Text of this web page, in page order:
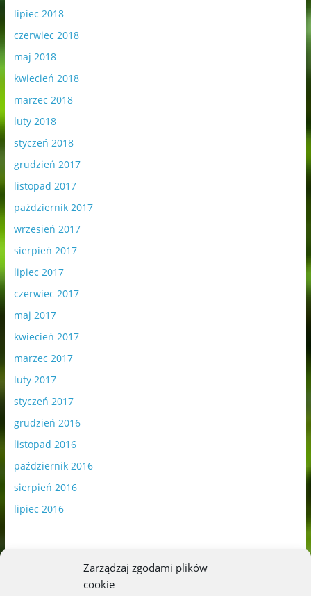
Zarządzaj zgodami plików
cookie
lipiec 2018
czerwiec 2018
maj 2018
kwiecień 2018
marzec 2018
luty 2018
styczeń 2018
grudzień 2017
listopad 2017
październik 2017
wrzesień 2017
sierpień 2017
lipiec 2017
czerwiec 2017
maj 2017
kwiecień 2017
marzec 2017
luty 2017
styczeń 2017
grudzień 2016
listopad 2016
październik 2016
sierpień 2016
lipiec 2016